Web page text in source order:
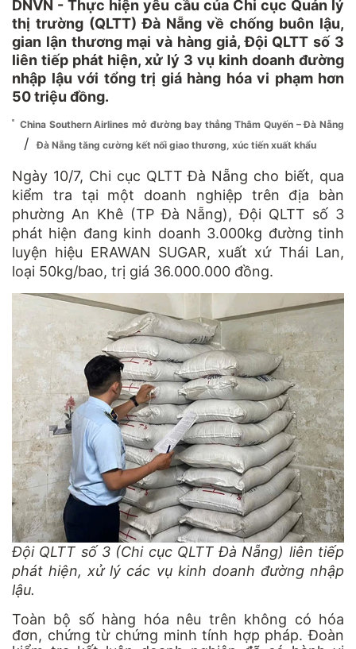
DNVN - Thực hiện yêu cầu của Chi cục Quản lý
thị trường (QLTT) Đà Nẵng về chống buôn lậu,
gian lận thương mại và hàng giả, Đội QLTT số 3
liên tiếp phát hiện, xử lý 3 vụ kinh doanh đường
nhập lậu với tổng trị giá hàng hóa vi phạm hơn
50 triệu đồng.
China Southern Airlines mở đường bay thẳng Thâm Quyến – Đà Nẵng
/ Đà Nẵng tăng cường kết nối giao thương, xúc tiến xuất khẩu
Ngày 10/7, Chi cục QLTT Đà Nẵng cho biết, qua
kiểm tra tại một doanh nghiệp trên địa bàn
phường An Khê (TP Đà Nẵng), Đội QLTT số 3
phát hiện đang kinh doanh 3.000kg đường tinh
luyện hiệu ERAWAN SUGAR, xuất xứ Thái Lan,
loại 50kg/bao, trị giá 36.000.000 đồng.
Đội QLTT số 3 (Chi cục QLTT Đà Nẵng) liên tiếp
phát hiện, xử lý các vụ kinh doanh đường nhập
lậu.
Toàn bộ số hàng hóa nêu trên không có hóa
đơn, chứng từ chứng minh tính hợp pháp. Đoàn